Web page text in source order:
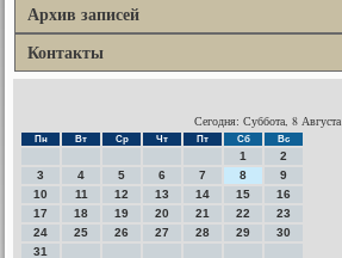
Архив записей
Контакты
Сегодня: Суббота, 8 Августа
Пн Вт Ср Чт Пт Сб Вс
1
2
3
4 5 6 7 8
9
10
11 12 13 14 15
16
17
18 19 20 21 22
23
24
25 26 27 28 29
30
31